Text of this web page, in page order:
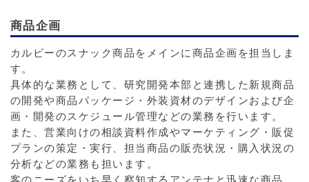
商品企画
カルビーのスナック商品をメインに商品企画を担当しま
す。
具体的な業務として、研究開発本部と連携した新規商品
の開発や商品パッケージ・外装資材のデザインおよび企
画・開発のスケジュール管理などの業務を行います。
また、営業向けの相談資料作成やマーケティング・販促
プランの策定・実行、担当商品の販売状況・購入状況の
分析などの業務も担います。